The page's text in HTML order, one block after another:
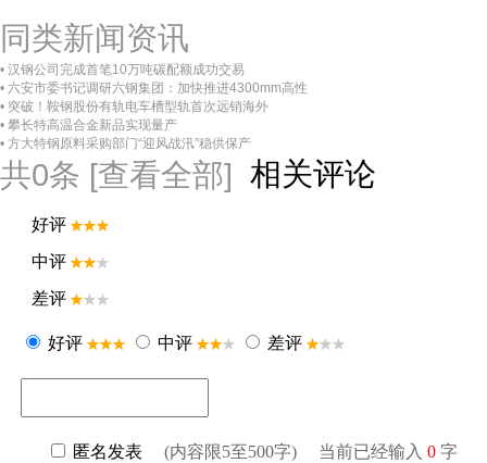
同类新闻资讯
• 汉钢公司完成首笔10万吨碳配额成功交易
• 六安市委书记调研六钢集团：加快推进4300mm高性
• 突破！鞍钢股份有轨电车槽型轨首次远销海外
• 攀长特高温合金新品实现量产
• 方大特钢原料采购部门“迎风战汛”稳供保产
共0条 [查看全部] 相关评论